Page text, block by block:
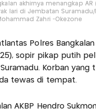
akhirnya menangkap AR
lari di Jembatan Suramadu/
Zahri -Okezone
Polres
sopir pikap putih
Korban yang
tewas di tempat.
AKBP Hendro